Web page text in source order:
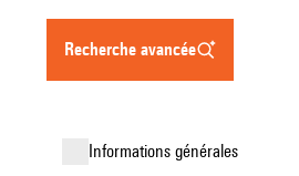
recherche avancée
informations générales